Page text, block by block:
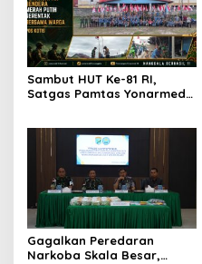
Sambut HUT Ke-81 RI,
Satgas Pamtas Yonarmed
Merah Putih Sepanjang 4
KM di Jalan Raya
Perbatasan
Gagalkan Peredaran
Narkoba Skala Besar,